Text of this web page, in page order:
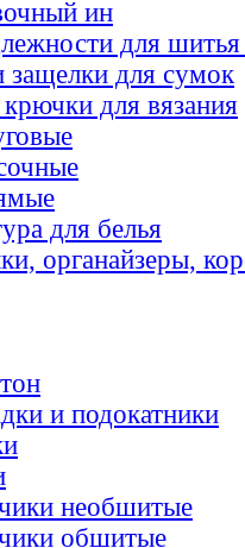
ин
для шитья
защелки для сумок
для вязания
для белья
органайзеры,
и подокатники
необшитые
обшитые